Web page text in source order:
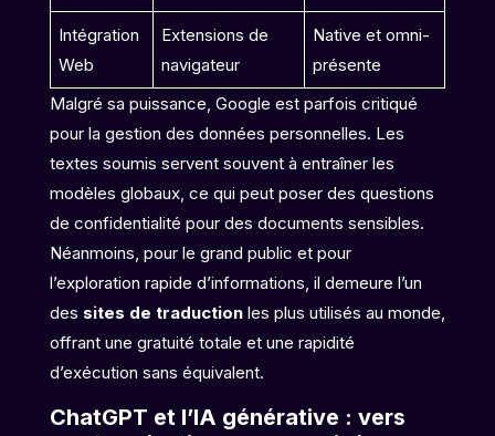
Intégration
Web
Extensions de
navigateur
Native et omni-
présente
Malgré sa puissance, Google est parfois critiqué
pour la gestion des données personnelles. Les
textes soumis servent souvent à entraîner les
modèles globaux, ce qui peut poser des questions
de confidentialité pour des documents sensibles.
Néanmoins, pour le grand public et pour
l’exploration rapide d’informations, il demeure l’un
des sites de traductionles plus utilisés au monde,
offrant une gratuité totale et une rapidité
d’exécution sans équivalent.
ChatGPT et l’IA générative : vers